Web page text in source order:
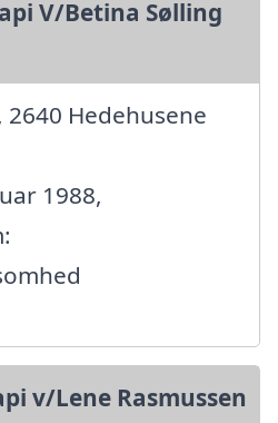
V/Betina Sølling
Hedehusene
1988,
v/Lene Rasmussen